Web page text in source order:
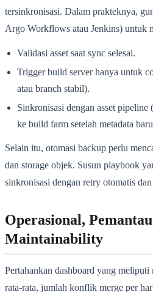
tersinkronisasi. Dalam prakteknya,
Argo Workflows atau Jenkins) untuk
Validasi asset saat sync selesai.
Trigger build server hanya untuk
atau branch stabil).
Sinkronisasi dengan asset
ke build farm setelah metadata
Selain itu, otomasi backup perlu
dan storage objek. Susun playbook
sinkronisasi dengan retry otomatis
Operasional,
Maintainability
Pertahankan dashboard yang
rata-rata, jumlah konflik merge per